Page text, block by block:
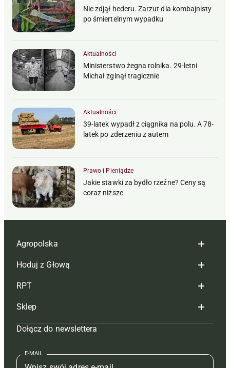
Nie zdjął hederu. Zarzut dla kombajnisty
po śmiertelnym wypadku
Aktualności
Ministerstwo żegna rolnika. 29-letni
Michał zginął tragicznie
Aktualności
39-latek wypadł z ciągnika na polu. A 78-
latek po zderzeniu z autem
Prawo i Pieniądze
Jakie stawki za bydło rzeźne? Ceny są
coraz niższe
Agropolska
Redakcja
Reklama
Tagi
Mapa serwisu
Kontakt
Hoduj z Głową
Hoduj z głową bydło
Hoduj z głową świnie
Prenumerata
Redakcja
RPT
Redakcja
Prenumerata
Reklama
Sklep
Czasopisma i prenumerata
Książki
Dołącz do newslettera
E-MAIL